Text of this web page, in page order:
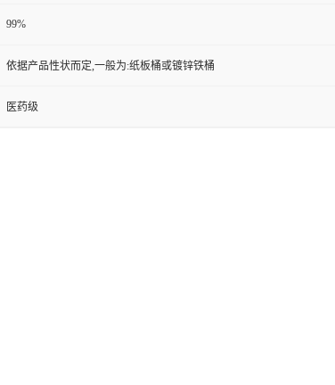
99%
依据产品性状而定,一般为:纸板桶或镀锌铁桶
医药级